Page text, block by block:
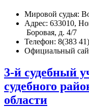
Мировой судья:
Адрес: 633010,
Боровая, д. 4/7
Телефон: 8(383
Официальный
3-й судебный
судебного
области